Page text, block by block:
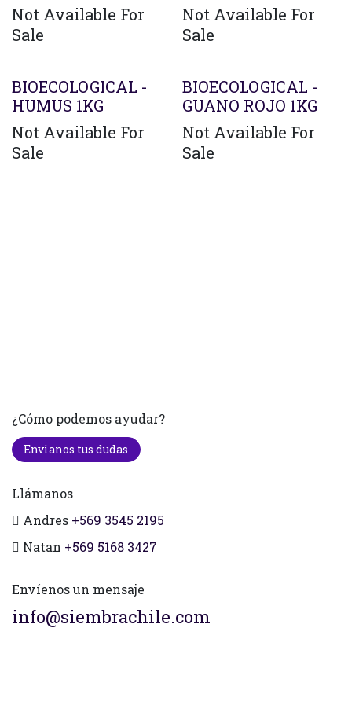
Not Available For
Sale
Not Available For
Sale
Agotado
BIOECOLOGICAL -
HUMUS 1KG
Not Available For
Sale
Agotado
BIOECOLOGICAL -
GUANO ROJO 1KG
Not Available For
Sale
¿Cómo podemos ayudar?
Envianos tus dudas
Llámanos
Andres +569 3545 2195
Natan +569 5168 3427
Envíenos un mensaje
info@siembrachile.com